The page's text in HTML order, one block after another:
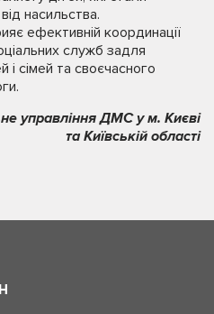
насильства.
ефективній координації
служб задля
і сімей та своєчасного
управління ДМС у м. Києві
та Київській області